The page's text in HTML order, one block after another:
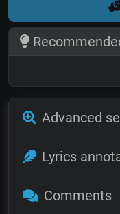
Advanced
Lyrics
Comments